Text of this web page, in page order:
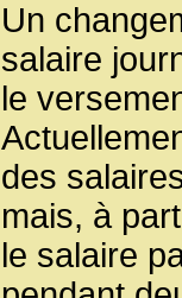
Un
salaire
le
des
mais, à
le salaire